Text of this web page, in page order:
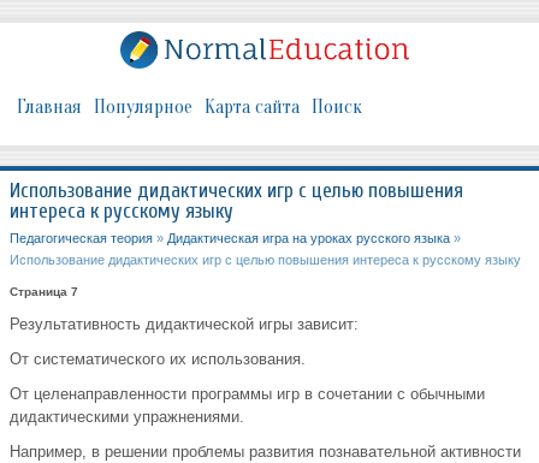
Главная Популярное Карта сайта Поиск
Использование дидактических игр с целью повышения
интереса к русскому языку
Педагогическая теория » Дидактическая игра на уроках русского языка »
Использование дидактических игр с целью повышения интереса к русскому языку
Страница 7
Результативность дидактической игры зависит:
От систематического их использования.
От целенаправленности программы игр в сочетании с обычными
дидактическими упражнениями.
Например, в решении проблемы развития познавательной активности